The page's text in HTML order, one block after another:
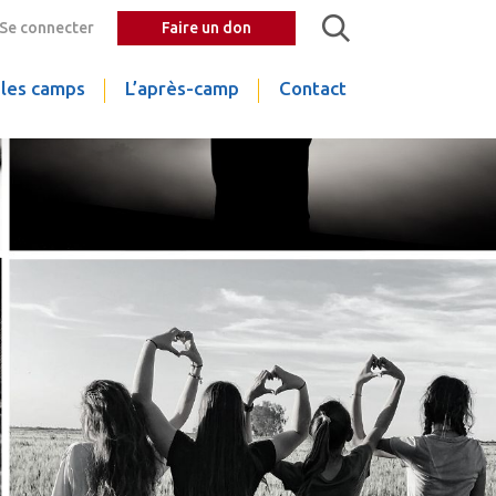
connecter Faire un don
camps L’après-camp Contact